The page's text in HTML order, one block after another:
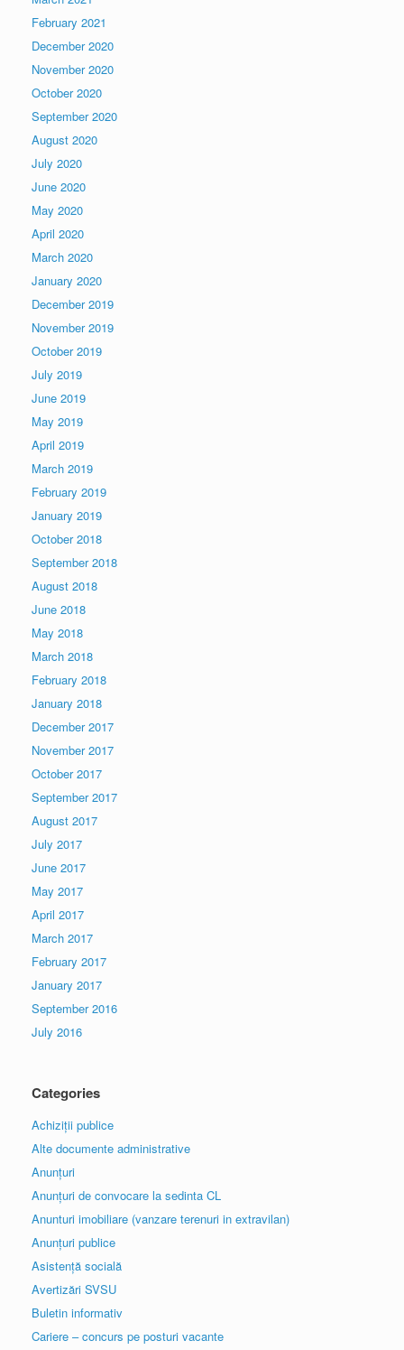
February 2021
December 2020
November 2020
October 2020
September 2020
August 2020
July 2020
June 2020
May 2020
April 2020
March 2020
January 2020
December 2019
November 2019
October 2019
July 2019
June 2019
May 2019
April 2019
March 2019
February 2019
January 2019
October 2018
September 2018
August 2018
June 2018
May 2018
March 2018
February 2018
January 2018
December 2017
November 2017
October 2017
September 2017
August 2017
July 2017
June 2017
May 2017
April 2017
March 2017
February 2017
January 2017
September 2016
July 2016
Categories
Achiziții publice
Alte documente administrative
Anunțuri
Anunțuri de convocare la sedinta CL
Anunturi imobiliare (vanzare terenuri in extravilan)
Anunțuri publice
Asistență socială
Avertizări SVSU
Buletin informativ
Cariere – concurs pe posturi vacante